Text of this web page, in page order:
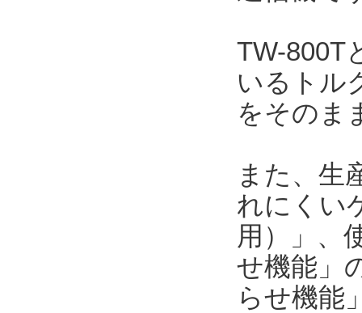
TW-800T
いるトル
をそのま
また、生
れにくい
用）」、
せ機能」
らせ機能